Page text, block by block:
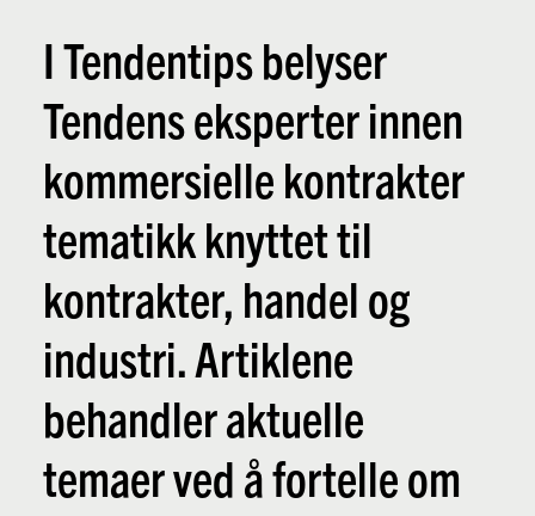
I Tendentips belyser
Tendens eksperter innen
kommersielle kontrakter
tematikk knyttet til
kontrakter, handel og
industri. Artiklene
behandler aktuelle
temaer ved å fortelle om